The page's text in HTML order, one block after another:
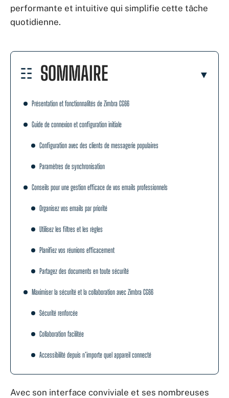
performante et intuitive qui simplifie cette tâche
quotidienne.
SOMMAIRE
Présentation et fonctionnalités de Zimbra CG66
Guide de connexion et configuration initiale
Configuration avec des clients de messagerie populaires
Paramètres de synchronisation
Conseils pour une gestion efficace de vos emails professionnels
Organisez vos emails par priorité
Utilisez les filtres et les règles
Planifiez vos réunions efficacement
Partagez des documents en toute sécurité
Maximiser la sécurité et la collaboration avec Zimbra CG66
Sécurité renforcée
Collaboration facilitée
Accessibilité depuis n’importe quel appareil connecté
Avec son interface conviviale et ses nombreuses